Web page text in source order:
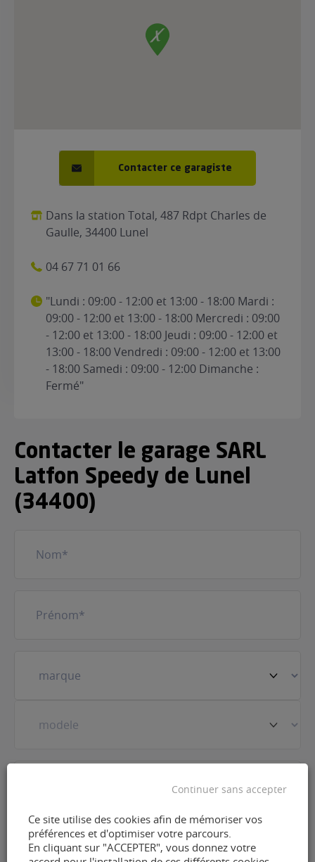
Contacter ce garagiste
Dans la station Total, 487 Rdpt Charles de
Gaulle, 34400 Lunel
04 67 71 01 66
"Lundi : 09:00 - 12:00 et 13:00 - 18:00 Mardi :
09:00 - 12:00 et 13:00 - 18:00 Mercredi : 09:00
- 12:00 et 13:00 - 18:00 Jeudi : 09:00 - 12:00 et
13:00 - 18:00 Vendredi : 09:00 - 12:00 et 13:00
- 18:00 Samedi : 09:00 - 12:00 Dimanche :
Fermé"
Contacter le garage SARL
Latfon Speedy de Lunel
(34400)
véhicule(Nécessaire)
Prestation(Nécessaire)
mail(Nécessaire)
Ce site utilise des cookies afin de mémoriser vos
préférences et d'optimiser votre parcours.
En cliquant sur "ACCEPTER", vous donnez votre
Continuer sans accepter